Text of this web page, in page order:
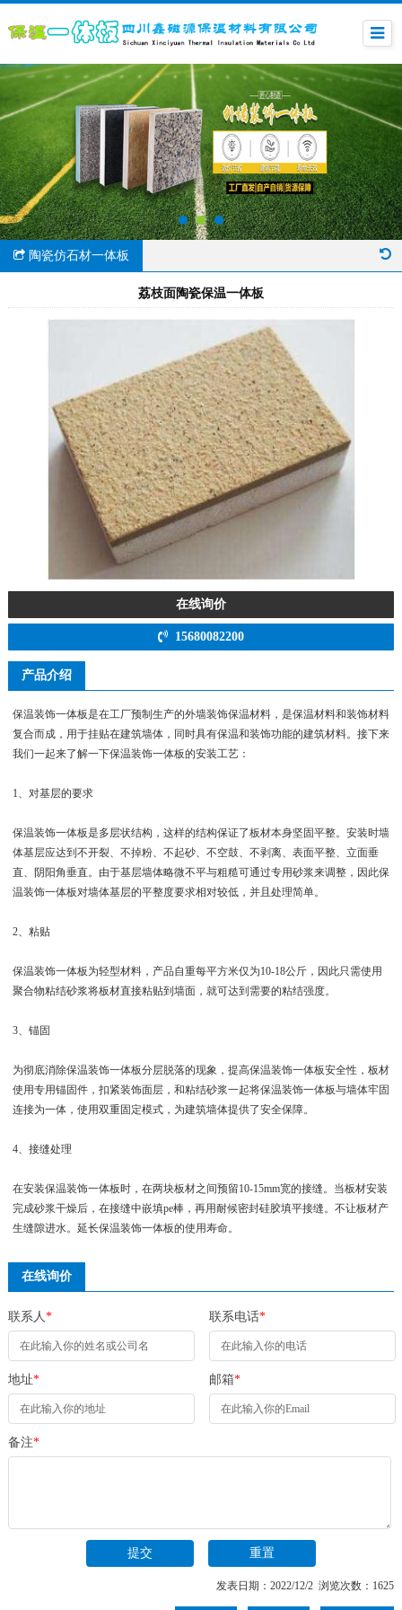
陶瓷仿石材一体板
荔枝面陶瓷保温一体板
在线询价
15680082200
产品介绍
保温装饰一体板是在工厂预制生产的外墙装饰保温材料，是保温材料和装饰材料
复合而成，用于挂贴在建筑墙体，同时具有保温和装饰功能的建筑材料。接下来
我们一起来了解一下保温装饰一体板的安装工艺：
1、对基层的要求
保温装饰一体板是多层状结构，这样的结构保证了板材本身坚固平整。安装时墙
体基层应达到不开裂、不掉粉、不起砂、不空鼓、不剥离、表面平整、立面垂
直、阴阳角垂直。由于基层墙体略微不平与粗糙可通过专用砂浆来调整，因此保
温装饰一体板对墙体基层的平整度要求相对较低，并且处理简单。
2、粘贴
保温装饰一体板为轻型材料，产品自重每平方米仅为10-18公斤，因此只需使用
聚合物粘结砂浆将板材直接粘贴到墙面，就可达到需要的粘结强度。
3、锚固
为彻底消除保温装饰一体板分层脱落的现象，提高保温装饰一体板安全性，板材
使用专用锚固件，扣紧装饰面层，和粘结砂浆一起将保温装饰一体板与墙体牢固
连接为一体，使用双重固定模式，为建筑墙体提供了安全保障。
4、接缝处理
在安装保温装饰一体板时，在两块板材之间预留10-15mm宽的接缝。当板材安装
完成砂浆干燥后，在接缝中嵌填pe棒，再用耐候密封硅胶填平接缝。不让板材产
生缝隙进水。延长保温装饰一体板的使用寿命。
在线询价
联系人 * 联系电话*
地址* 邮箱*
备注*
发表日期：2022/12/2 浏览次数：1625